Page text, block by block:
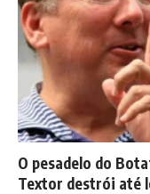
O pesadelo do
Textor destrói até